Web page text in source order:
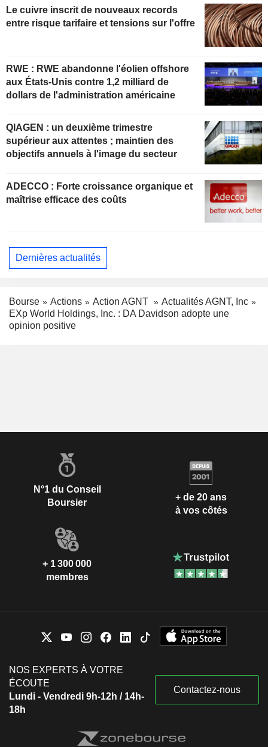
Le cuivre inscrit de nouveaux records
entre risque tarifaire et tensions sur l'offre
RWE : RWE abandonne l'éolien offshore
aux États-Unis contre 1,2 milliard de
dollars de l'administration américaine
QIAGEN : un deuxième trimestre
supérieur aux attentes ; maintien des
objectifs annuels à l'image du secteur
ADECCO : Forte croissance organique et
maîtrise efficace des coûts
Dernières actualités
Bourse Actions Action AGNT
Actualités AGNT, Inc
EXp World Holdings, Inc. : DA Davidson adopte une
opinion positive
N°1 du Conseil
Boursier
+ de 20 ans
à vos côtés
+ 1 300 000
membres
NOS EXPERTS À VOTRE
ÉCOUTE
Lundi - Vendredi 9h-12h / 14h-
18h
Contactez-nous